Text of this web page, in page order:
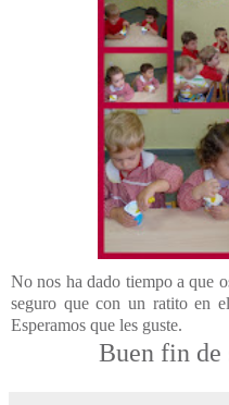
No nos ha dado tiempo a que
seguro que con un ratito en
Esperamos que les guste.
Buen fin de